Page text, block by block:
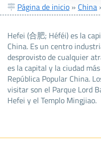
Página de inicio » China
Hefei (合肥; Héféi) es la
China. Es un centro
desprovisto de cualquier
es la capital y la ciudad
República Popular China.
visitar son el Parque Lord
Hefei y el Templo Mingjiao.